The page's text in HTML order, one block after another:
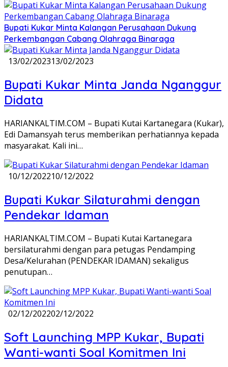
Bupati Kukar Minta Kalangan Perusahaan Dukung
Perkembangan Cabang Olahraga Binaraga
13/02/202313/02/2023
Bupati Kukar Minta Janda Nganggur
Didata
HARIANKALTIM.COM – Bupati Kutai Kartanegara (Kukar),
Edi Damansyah terus memberikan perhatiannya kepada
masyarakat. Kali ini…
10/12/202210/12/2022
Bupati Kukar Silaturahmi dengan
Pendekar Idaman
HARIANKALTIM.COM – Bupati Kutai Kartanegara
bersilaturahmi dengan para petugas Pendamping
Desa/Kelurahan (PENDEKAR IDAMAN) sekaligus
penutupan…
02/12/202202/12/2022
Soft Launching MPP Kukar, Bupati
Wanti-wanti Soal Komitmen Ini